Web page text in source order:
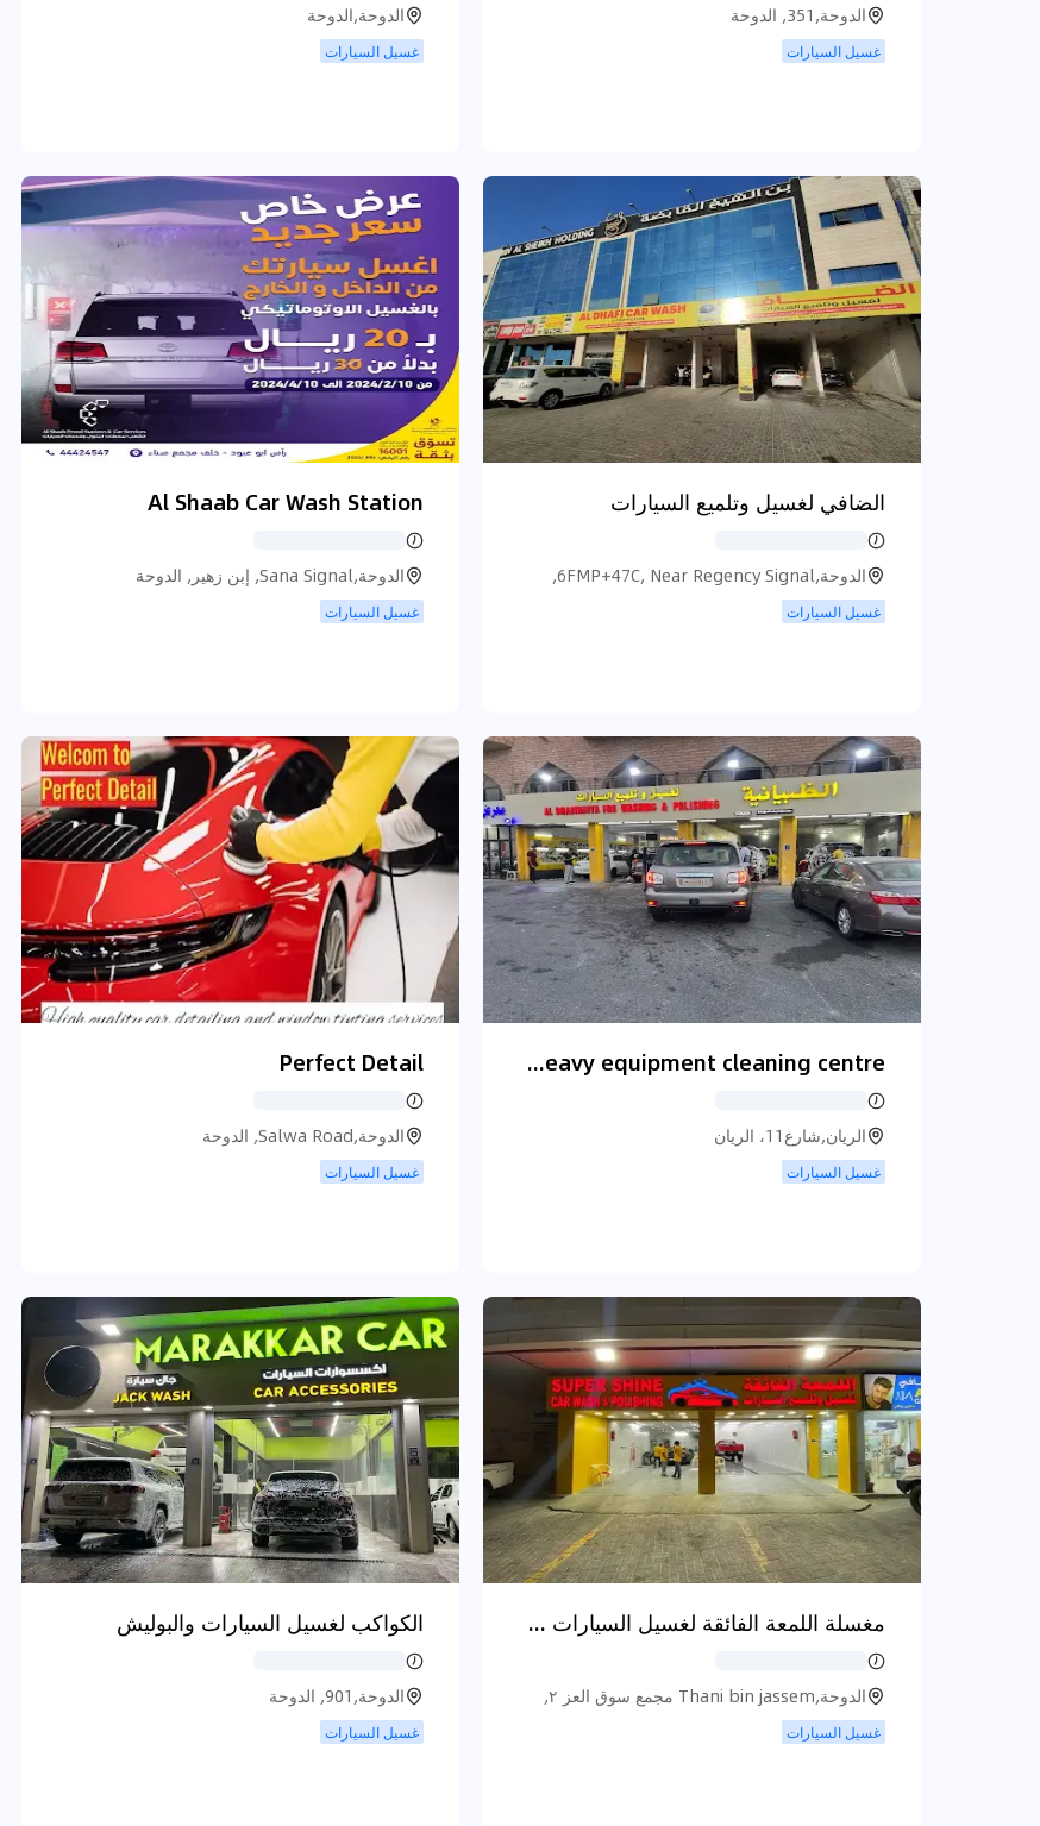
الدوحة,351, الدوحة
غسيل السيارات
الدوحة,الدوحة
غسيل السيارات
الضافي لغسيل وتلميع السيارات
الدوحة,6FMP+47C, Near Regency Signal,
شارع السوق المركزي, الدوحة
غسيل السيارات
Al Shaab Car Wash Station
الدوحة,Sana Signal, إبن زهير, الدوحة
غسيل السيارات
al dhabyaniya carwash & heavy equipment cleaning centre
الريان,شارع11، الريان
غسيل السيارات
Perfect Detail
الدوحة,Salwa Road, الدوحة
غسيل السيارات
مغسلة اللمعة الفائقة لغسيل السيارات Super Shine Car Wash & Polishing
الدوحة,Thani bin jassem مجمع سوق العز ٢,
الدوحة
غسيل السيارات
الكواكب لغسيل السيارات والبوليش
الدوحة,901, الدوحة
غسيل السيارات